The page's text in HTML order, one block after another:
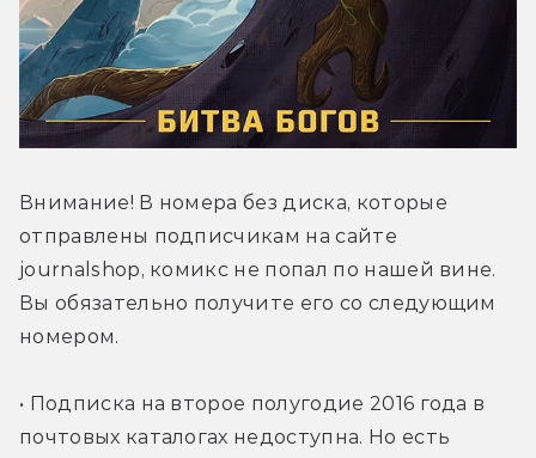
Внимание! В номера без диска, которые
отправлены подписчикам на сайте
journalshop, комикс не попал по нашей вине.
Вы обязательно получите его со следующим
номером.
• Подписка на второе полугодие 2016 года в
почтовых каталогах недоступна. Но есть